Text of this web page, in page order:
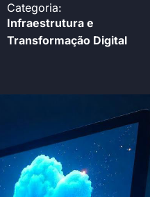
Categoria:
Infraestrutura e
Transformação Digital